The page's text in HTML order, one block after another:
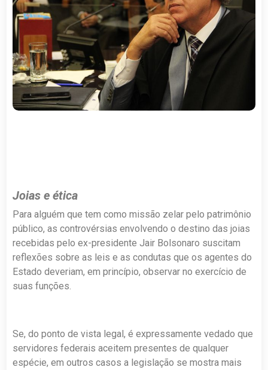
Joias e ética
Para alguém que tem como missão zelar pelo patrimônio
público, as controvérsias envolvendo o destino das joias
recebidas pelo ex-presidente Jair Bolsonaro suscitam
reflexões sobre as leis e as condutas que os agentes do
Estado deveriam, em princípio, observar no exercício de
suas funções.
Se, do ponto de vista legal, é expressamente vedado que
servidores federais aceitem presentes de qualquer
espécie, em outros casos a legislação se mostra mais